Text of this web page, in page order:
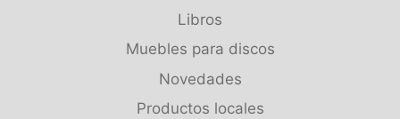
Libros
Muebles para discos
Novedades
Productos locales